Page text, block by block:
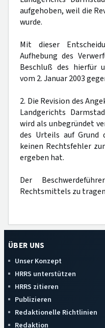
aufgehoben, weil die
wurde.
Mit dieser
Aufhebung des
Beschluß des hierfür
vom 2. Januar 2003
2. Die Revision des
Landgerichts
wird als unbegründet
des Urteils auf Grund
keinen Rechtsfehler
ergeben hat.
Der
Rechtsmittels zu
ÜBER UNS
Unser Konzept
HRRS unterstützen
HRRS zitieren
Publizieren
Redaktionelle Richtlinien
Redaktion